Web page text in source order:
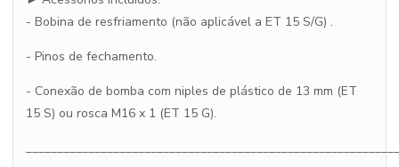
- Bobina de resfriamento (não aplicável a ET 15 S/G) .
- Pinos de fechamento.
- Conexão de bomba com niples de plástico de 13 mm (ET
15 S) ou rosca M16 x 1 (ET 15 G).